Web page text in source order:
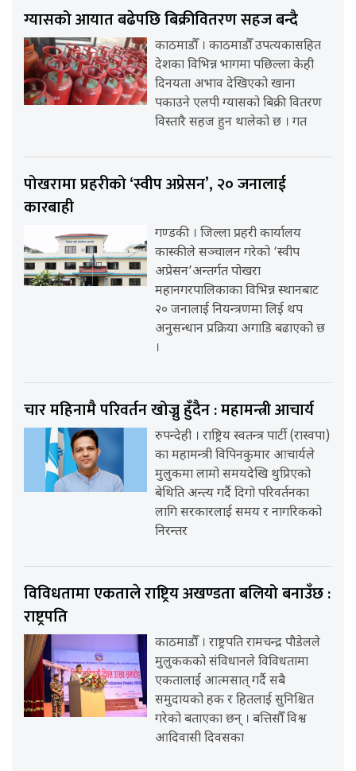
ग्यासको आयात बढेपछि बिक्रीवितरण सहज बन्दै
काठमाडौँ । काठमाडौँ उपत्यकासहित
देशका विभिन्न भागमा पछिल्ला केही
दिनयता अभाव देखिएको खाना
पकाउने एलपी ग्यासको बिक्री वितरण
विस्तारै सहज हुन थालेको छ । गत
पोखरामा प्रहरीको ‘स्वीप अप्रेसन’, २० जनालाई
कारबाही
गण्डकी । जिल्ला प्रहरी कार्यालय
कास्कीले सञ्चालन गरेको ‘स्वीप
अप्रेसन’अन्तर्गत पोखरा
महानगरपालिकाका विभिन्न स्थानबाट
२० जनालाई नियन्त्रणमा लिई थप
अनुसन्धान प्रक्रिया अगाडि बढाएको छ
।
चार महिनामै परिवर्तन खोज्नु हुँदैन : महामन्त्री आचार्य
रुपन्देही । राष्ट्रिय स्वतन्त्र पार्टी (रास्वपा)
का महामन्त्री विपिनकुमार आचार्यले
मुलुकमा लामो समयदेखि थुप्रिएको
बेथिति अन्त्य गर्दै दिगो परिवर्तनका
लागि सरकारलाई समय र नागरिकको
निरन्तर
विविधतामा एकताले राष्ट्रिय अखण्डता बलियो बनाउँछ :
राष्ट्रपति
काठमाडौँ । राष्ट्रपति रामचन्द्र पौडेलले
मुलुककको संविधानले विविधतामा
एकतालाई आत्मसात् गर्दै सबै
समुदायको हक र हितलाई सुनिश्चित
गरेको बताएका छन् । बत्तिसौँ विश्व
आदिवासी दिवसका